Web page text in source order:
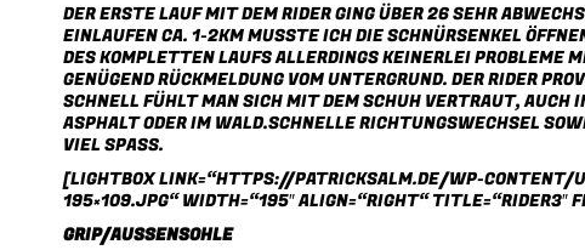
DER ERSTE LAUF MIT DEM RIDER GING ÜBER 26 SEHR
EINLAUFEN CA. 1-2KM MUSSTE ICH DIE SCHNÜRSENKEL
DES KOMPLETTEN LAUFS ALLERDINGS KEINERLEI PROBLEME
GENÜGEND RÜCKMELDUNG VOM UNTERGRUND. DER RIDER
SCHNELL FÜHLT MAN SICH MIT DEM SCHUH VERTRAUT, AUCH
ASPHALT ODER IM WALD.SCHNELLE RICHTUNGSWECHSEL
VIEL SPASS.
[LIGHTBOX LINK=“HTTPS://PATRICKSALM.DE/WP-
195×109.JPG“ WIDTH=“195″ ALIGN=“RIGHT“ TITLE=“RIDER3″
GRIP/AUSSENSOHLE